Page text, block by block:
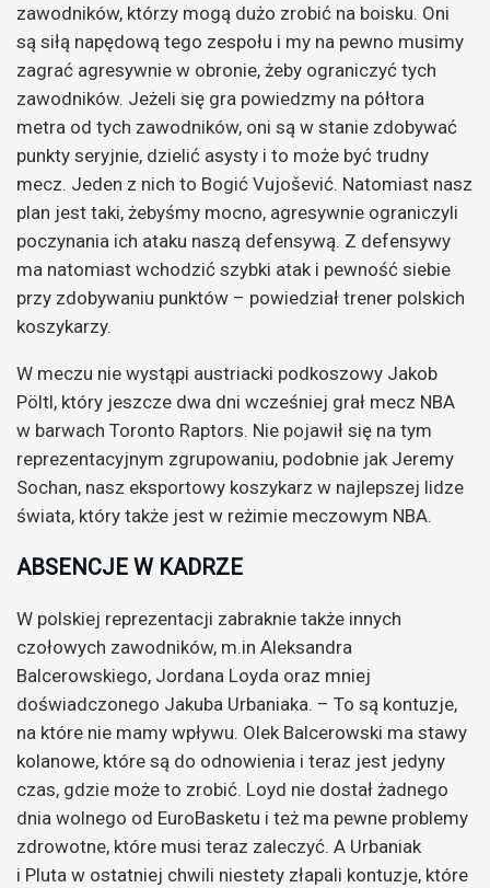
zawodników, którzy mogą dużo zrobić na boisku. Oni
są siłą napędową tego zespołu i my na pewno musimy
zagrać agresywnie w obronie, żeby ograniczyć tych
zawodników. Jeżeli się gra powiedzmy na półtora
metra od tych zawodników, oni są w stanie zdobywać
punkty seryjnie, dzielić asysty i to może być trudny
mecz. Jeden z nich to Bogić Vujošević. Natomiast nasz
plan jest taki, żebyśmy mocno, agresywnie ograniczyli
poczynania ich ataku naszą defensywą. Z defensywy
ma natomiast wchodzić szybki atak i pewność siebie
przy zdobywaniu punktów – powiedział trener polskich
koszykarzy.
W meczu nie wystąpi austriacki podkoszowy Jakob
Pöltl, który jeszcze dwa dni wcześniej grał mecz NBA
w barwach Toronto Raptors. Nie pojawił się na tym
reprezentacyjnym zgrupowaniu, podobnie jak Jeremy
Sochan, nasz eksportowy koszykarz w najlepszej lidze
świata, który także jest w reżimie meczowym NBA.
ABSENCJE W KADRZE
W polskiej reprezentacji zabraknie także innych
czołowych zawodników, m.in Aleksandra
Balcerowskiego, Jordana Loyda oraz mniej
doświadczonego Jakuba Urbaniaka. – To są kontuzje,
na które nie mamy wpływu. Olek Balcerowski ma stawy
kolanowe, które są do odnowienia i teraz jest jedyny
czas, gdzie może to zrobić. Loyd nie dostał żadnego
dnia wolnego od EuroBasketu i też ma pewne problemy
zdrowotne, które musi teraz zaleczyć. A Urbaniak
i Pluta w ostatniej chwili niestety złapali kontuzje, które